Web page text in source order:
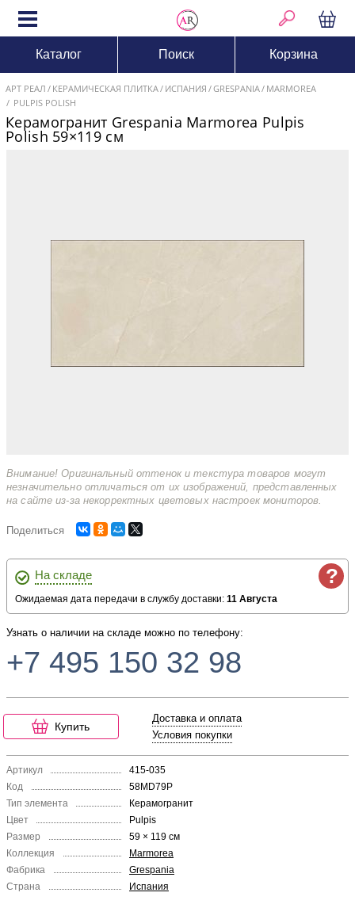
Каталог Поиск Корзина
АРТ РЕАЛ КЕРАМИЧЕСКАЯ ПЛИТКА ИСПАНИЯ GRESPANIA MARMOREA
PULPIS POLISH
Керамогранит Grespania Marmorea Pulpis
Polish 59×119 см
Внимание! Оригинальный оттенок и текстура товаров могут
незначительно отличаться от их изображений, представленных
на сайте из-за некорректных цветовых настроек мониторов.
Поделиться
?
На складе
Ожидаемая дата передачи в службу доставки: 11 Августа
Узнать о наличии на складе можно по телефону:
+7 495 150 32 98
Купить
Доставка и оплата
Условия покупки
Артикул
415-035
Код
58MD79P
Тип элемента
Керамогранит
Цвет
Pulpis
Размер
59 × 119 см
Коллекция
Marmorea
Фабрика
Grespania
Страна
Испания